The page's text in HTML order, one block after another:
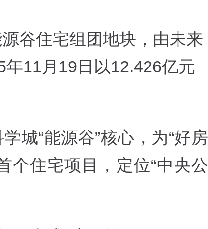
谷住宅组团地块，由未来
11月19日以12.426亿元
城“能源谷”核心，为“好房
个住宅项目，定位“中央公